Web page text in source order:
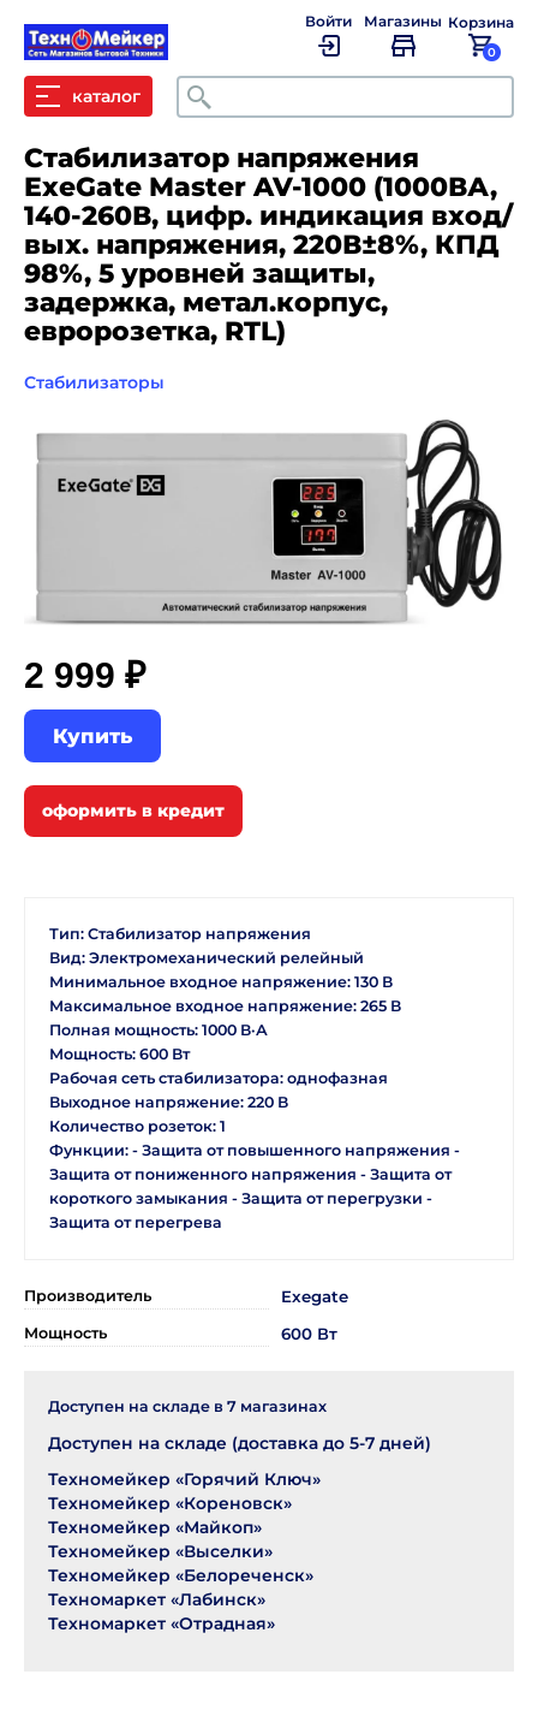
каталог Поиск
Войти Магазины Корзина
0
Стабилизатор напряжения
ExeGate Master AV-1000 (1000ВА,
140-260В, цифр. индикация вход/
вых. напряжения, 220В±8%, КПД
98%, 5 уровней защиты,
задержка, метал.корпус,
евророзетка, RTL)
Стабилизаторы
2 999 ₽
Купить
Тип: Стабилизатор напряжения
Вид: Электромеханический релейный
Минимальное входное напряжение: 130 В
Максимальное входное напряжение: 265 В
Полная мощность: 1000 В·А
Мощность: 600 Вт
Рабочая сеть стабилизатора: однофазная
Выходное напряжение: 220 В
Количество розеток: 1
Функции: - Защита от повышенного напряжения -
Защита от пониженного напряжения - Защита от
короткого замыкания - Защита от перегрузки -
Защита от перегрева
Производитель Exegate
Мощность 600 Вт
Доступен на складе в 7 магазинах
Доступен на складе (доставка до 5-7 дней)
Техномейкер «Горячий Ключ»
Техномейкер «Кореновск»
Техномейкер «Майкоп»
Техномейкер «Выселки»
Техномейкер «Белореченск»
Техномаркет «Лабинск»
Техномаркет «Отрадная»